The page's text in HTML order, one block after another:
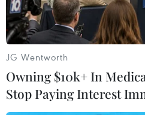
#Hải sản #Tranh chấp
#Chính trị gia
#Quần đảo
Anh
Argentina
JG Wentworth
Owning $10k+ In
Stop Paying Interest